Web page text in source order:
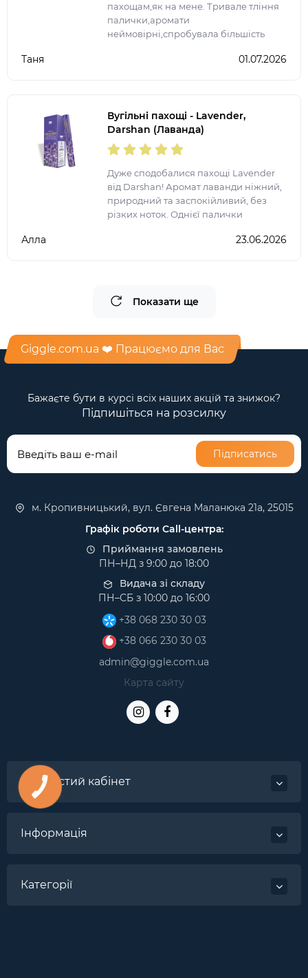
пахощам,як на мене. Тривале тління
палички,аромати
неймовірні,спробувала більшість
запалення ще на довго залишається
Таня 01.07.2026
Вугільні пахощі - Lavender,
Darshan (Лаванда)
Дуже сподобалися пахощі Lavender
від Darshan! Аромат лаванди ніжний,
природний та заспокійливий, без
різких ноток. Однієї палички
атмосферою затишку, гармонії та
Алла 23.06.2026
Показати ще
Giggle.com.ua ❤️ Працюємо для Вас
Бажаєте бути в курсі всіх наших акцій та знижок?
Підпишіться на розсилку
Підписатись
м. Кропивницький, вул. Євгена Маланюка 21а, 25015
Графік роботи Call-центра:
Приймання замовлень
ПН–НД з 9:00 до 18:00
Видача зі складу
ПН–СБ з 10:00 до 16:00
+38 068 230 30 03
+38 066 230 30 03
admin@giggle.com.ua
Карта сайту
Особистий кабінет
Інформація
Категорії